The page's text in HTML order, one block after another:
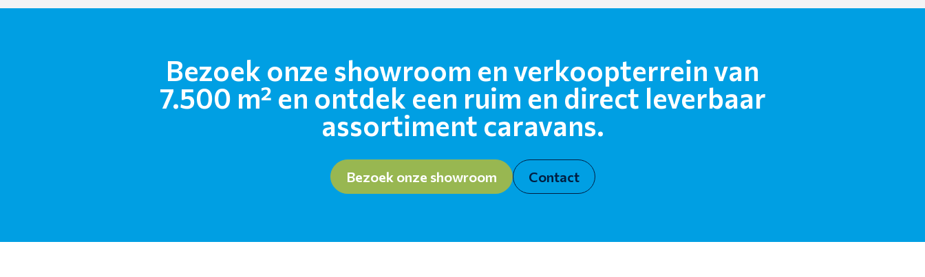
Bezoek onze showroom en verkoopterrein van
7.500 m² en ontdek een ruim en direct leverbaar
assortiment caravans.
Bezoek onze showroom Contact